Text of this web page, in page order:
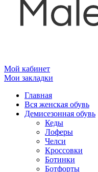
Мой кабинет
Мои закладки
Главная
Вся женская обувь
Демисезонная обувь
Кеды
Лоферы
Челси
Кроссовки
Ботинки
Ботфорты